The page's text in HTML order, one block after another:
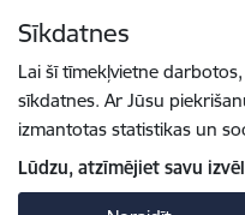
Sīkdatnes
Lai šī tīmekļvietne
sīkdatnes. Ar Jūsu
izmantotas statistikas un
Lūdzu, atzīmējiet savu